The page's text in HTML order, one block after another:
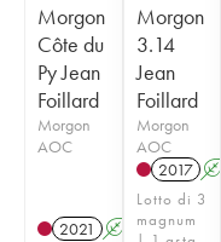
Morgon
Côte du
Py Jean
Foillard
Morgon
AOC
2021 A K
Morgon
3.14
Jean
Foillard
Morgon
AOC
2017 A
Lotto di 3
magnum